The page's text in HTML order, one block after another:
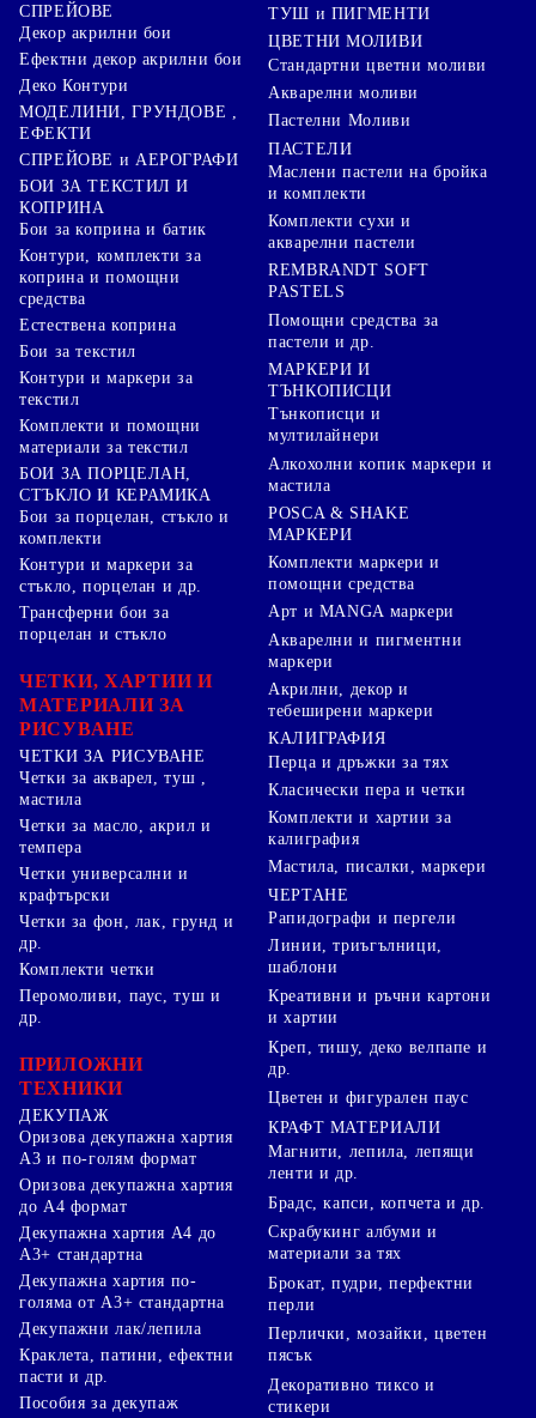
СПРЕЙОВЕ
Декор акрилни бои
Ефектни декор акрилни бои
Деко Контури
МОДЕЛИНИ, ГРУНДОВЕ ,
ЕФЕКТИ
СПРЕЙОВЕ и АЕРОГРАФИ
БОИ ЗА ТЕКСТИЛ И
КОПРИНА
Бои за коприна и батик
Контури, комплекти за
коприна и помощни
средства
Естествена коприна
Бои за текстил
Контури и маркери за
текстил
Комплекти и помощни
материали за текстил
БОИ ЗА ПОРЦЕЛАН,
СТЪКЛО И КЕРАМИКА
Бои за порцелан, стъкло и
комплекти
Контури и маркери за
стъкло, порцелан и др.
Трансферни бои за
порцелан и стъкло
ЧЕТКИ, ХАРТИИ И
МАТЕРИАЛИ ЗА
РИСУВАНЕ
ЧЕТКИ ЗА РИСУВАНЕ
Четки за акварел, туш ,
мастила
Четки за масло, акрил и
темпера
Четки универсални и
крафтърски
Четки за фон, лак, грунд и
др.
Комплекти четки
ТУШ и ПИГМЕНТИ
ЦВЕТНИ МОЛИВИ
Стандартни цветни моливи
Акварелни моливи
Пастелни Моливи
ПАСТЕЛИ
Маслени пастели на бройка
и комплекти
Комплекти сухи и
акварелни пастели
REMBRANDT SOFT
PASTELS
Помощни средства за
пастели и др.
МАРКЕРИ И
ТЪНКОПИСЦИ
Тънкописци и
мултилайнери
Алкохолни копик маркери и
мастила
POSCA & SHAKE
МАРКЕРИ
Комплекти маркери и
помощни средства
Арт и MANGA маркери
Акварелни и пигментни
маркери
Акрилни, декор и
тебеширени маркери
КАЛИГРАФИЯ
Перца и дръжки за тях
Класически пера и четки
Комплекти и хартии за
калиграфия
Мастила, писалки, маркери
ЧЕРТАНЕ
Рапидографи и пергели
Линии, триъгълници,
шаблони
Перомоливи, паус, туш и
др.
ПРИЛОЖНИ
ТЕХНИКИ
ДЕКУПАЖ
Оризова декупажна хартия
А3 и по-голям формат
Оризова декупажна хартия
до А4 формат
Декупажна хартия А4 до
А3+ стандартна
Декупажна хартия по-
голяма от А3+ стандартна
Декупажни лак/лепила
Краклета, патини, ефектни
пасти и др.
Пособия за декупаж
Креативни и ръчни картони
и хартии
Креп, тишу, деко велпапе и
др.
Цветен и фигурален паус
КРАФТ МАТЕРИАЛИ
Магнити, лепила, лепящи
ленти и др.
Брадс, капси, копчета и др.
Скрабукинг албуми и
материали за тях
Брокат, пудри, перфектни
перли
Перлички, мозайки, цветен
пясък
Декоративно тиксо и
стикери